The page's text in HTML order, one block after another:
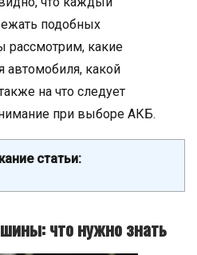
подобных
рассмотрим, какие
автомобиля, какой
на что следует
при выборе АКБ.
статьи:
что нужно знать